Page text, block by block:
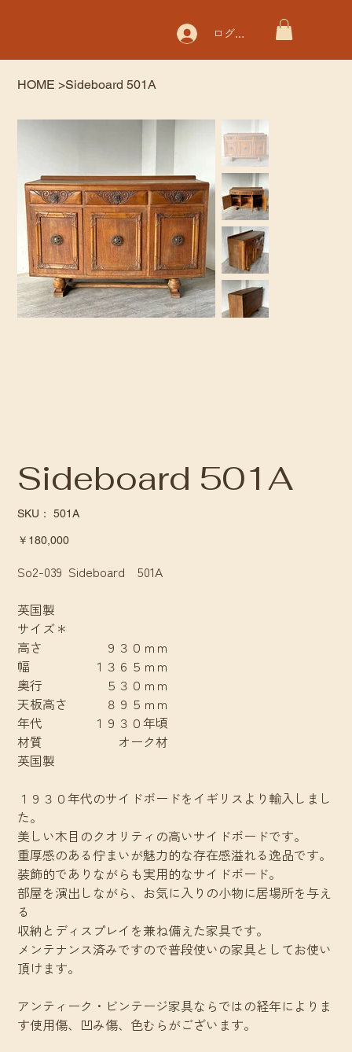
ログイン
HOME >Sideboard 501A
Sideboard 501A
SKU：
SKU：
501A
価
￥180,000
So2-039 Sideboard 501A
英国製
サイズ＊
高さ ９３０ｍｍ
幅 １３６５ｍｍ
奥行 ５３０ｍｍ
天板高さ ８９５ｍｍ
年代 １９３０年頃
材質 オーク材
英国製
１９３０年代のサイドボードをイギリスより輸入しまし
た。
美しい木目のクオリティの高いサイドボードです。
重厚感のある佇まいが魅力的な存在感溢れる逸品です。
装飾的でありながらも実用的なサイドボード。
部屋を演出しながら、お気に入りの小物に居場所を与え
る
収納とディスプレイを兼ね備えた家具です。
メンテナンス済みですので普段使いの家具としてお使い
頂けます。
アンティーク・ビンテージ家具ならではの経年によりま
す使用傷、凹み傷、色むらがございます。